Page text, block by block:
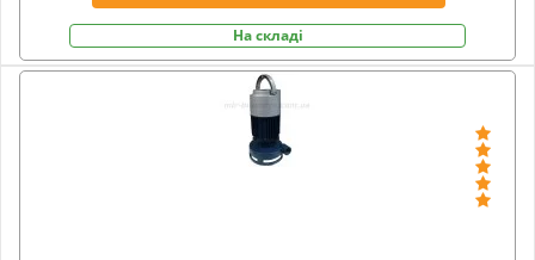
На складі